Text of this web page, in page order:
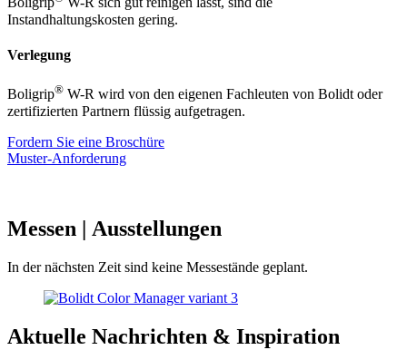
Instandhaltungskosten gering.
Verlegung
Boligrip® W-R wird von den eigenen Fachleuten von Bolidt oder
zertifizierten Partnern flüssig aufgetragen.
Fordern Sie eine Broschüre
Muster-Anforderung
Messen | Ausstellungen
In der nächsten Zeit sind keine Messestände geplant.
Aktuelle Nachrichten & Inspiration